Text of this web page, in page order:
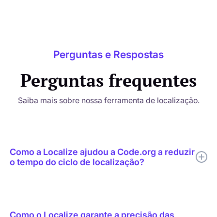
Perguntas e Respostas
Perguntas frequentes
Saiba mais sobre nossa ferramenta de localização.
Como a Localize ajudou a Code.org a reduzir
o tempo do ciclo de localização?
Como o Localize garante a precisão das